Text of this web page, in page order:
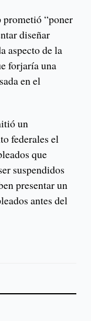
“poner
diseñar
aspecto de la
forjaría una
en el
un
federales el
que
suspendidos
presentar un
antes del